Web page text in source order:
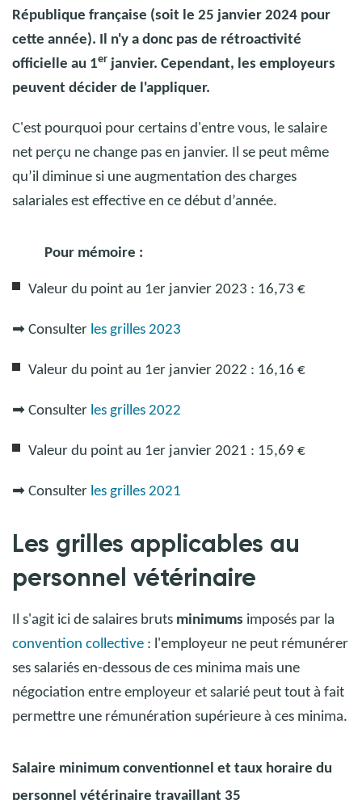
République française (soit le 25 janvier 2024 pour
cette année). Il n'y a donc pas de rétroactivité
officielle au 1er janvier. Cependant, les employeurs
peuvent décider de l'appliquer.
C'est pourquoi pour certains d'entre vous, le salaire
net perçu ne change pas en janvier. Il se peut même
qu’il diminue si une augmentation des charges
salariales est effective en ce début d’année.
Pour mémoire :
Valeur du point au 1er janvier 2023 : 16,73 €
➡ Consulter les grilles 2023
Valeur du point au 1er janvier 2022 : 16,16 €
➡ Consulter les grilles 2022
Valeur du point au 1er janvier 2021 : 15,69 €
➡ Consulter les grilles 2021
Les grilles applicables au
personnel vétérinaire
Il s'agit ici de salaires bruts minimums imposés par la
convention collective : l'employeur ne peut rémunérer
ses salariés en-dessous de ces minima mais une
négociation entre employeur et salarié peut tout à fait
permettre une rémunération supérieure à ces minima.
Salaire minimum conventionnel et taux horaire du
personnel vétérinaire travaillant 35